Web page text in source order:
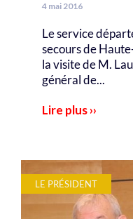
4 mai 2016
Le service
secours de
la visite de M.
général de...
Lire plus ››
LE PRÉSIDENT